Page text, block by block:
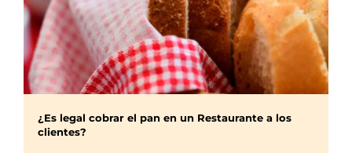
¿Es legal cobrar el pan en un Restaurante a los
clientes?